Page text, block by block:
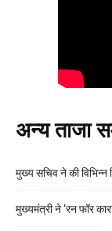
अन्य ताजा
मुख्य सचिव ने की विभिन्न
मुख्यमंत्री ने ‘रन फॉर